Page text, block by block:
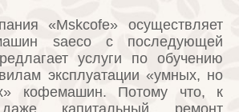
«Mskcofe» осуществляет
saeco с последующей
услуги по обучению
эксплуатации «умных, но
кофемашин. Потому что, к
капитальный ремонт